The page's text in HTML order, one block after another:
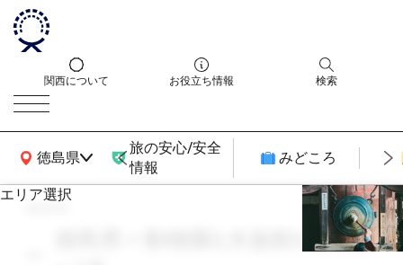
関西について お役立ち情報 検索
徳島県
関西広域MAP
旅の安心/安全
情報
みどころ
エリア選択
エ
search
徳島県 × 動物園&水族館&植物園